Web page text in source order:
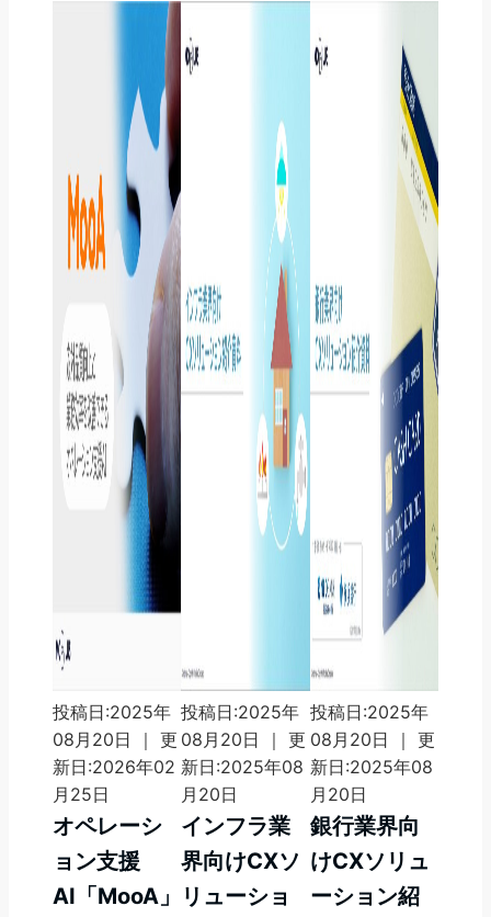
投稿日:2025年
08月20日 ｜ 更
新日:2026年02
月25日
オペレーシ
ョン支援
AI「MooA」
投稿日:2025年
08月20日 ｜ 更
新日:2025年08
月20日
インフラ業
界向けCXソ
リューショ
投稿日:2025年
08月20日 ｜ 更
新日:2025年08
月20日
銀行業界向
けCXソリュ
ーション紹